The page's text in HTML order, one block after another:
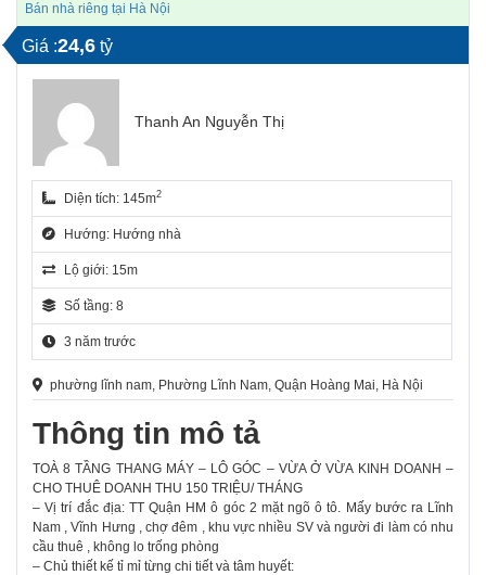
Bán nhà riêng tại Hà Nội
Giá :24,6 tỷ
Thanh An Nguyễn Thị
Diện tích: 145m2
Hướng: Hướng nhà
Lộ giới: 15m
Số tầng: 8
3 năm trước
phường lĩnh nam, Phường Lĩnh Nam, Quận Hoàng Mai, Hà Nội
Thông tin mô tả
TOÀ 8 TẦNG THANG MÁY – LÔ GÓC – VỪA Ở VỪA KINH DOANH –
CHO THUÊ DOANH THU 150 TRIỆU/ THÁNG
– Vị trí đắc địa: TT Quận HM ô góc 2 mặt ngõ ô tô. Mấy bước ra Lĩnh
Nam , Vĩnh Hưng , chợ đêm , khu vực nhiều SV và người đi làm có nhu
cầu thuê , không lo trống phòng
– Chủ thiết kế tỉ mỉ từng chi tiết và tâm huyết: